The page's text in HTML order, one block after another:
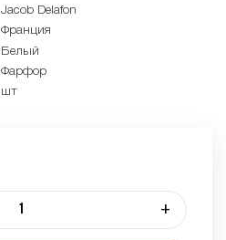
Jacob Delafon
Франция
Белый
Фарфор
шт
+